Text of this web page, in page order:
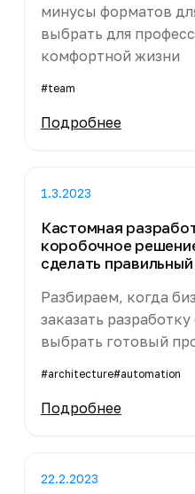
минусы форматов
выбрать для
комфортной жизни
#team
Подробнее
1.3.2023
Кастомная
коробочное
сделать
Разбираем, когда
заказать разработку
выбрать готовый
#architecture#automation
Подробнее
22.2.2023